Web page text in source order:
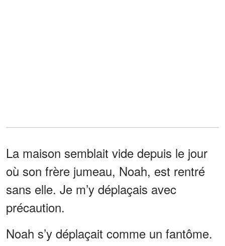
La maison semblait vide depuis le jour
où son frère jumeau, Noah, est rentré
sans elle. Je m’y déplaçais avec
précaution.
Noah s’y déplaçait comme un fantôme.